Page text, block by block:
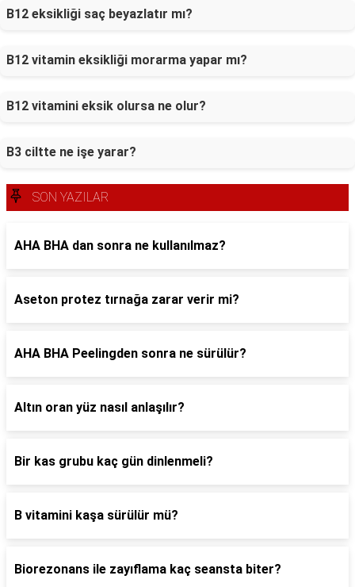
B12 eksikliği saç beyazlatır mı?
B12 vitamin eksikliği morarma yapar mı?
B12 vitamini eksik olursa ne olur?
B3 ciltte ne işe yarar?
SON YAZILAR
AHA BHA dan sonra ne kullanılmaz?
Aseton protez tırnağa zarar verir mi?
AHA BHA Peelingden sonra ne sürülür?
Altın oran yüz nasıl anlaşılır?
Bir kas grubu kaç gün dinlenmeli?
B vitamini kaşa sürülür mü?
Biorezonans ile zayıflama kaç seansta biter?